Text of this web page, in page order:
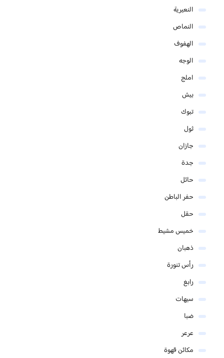
النعيرية
النماص
الهفوف
الوجه
املج
بيش
تبوك
ثول
جازان
جدة
حائل
حفر الباطن
حقل
خميس مشيط
ذهبان
رأس تنورة
رابغ
سيهات
ضبا
عرعر
مكائن قهوة